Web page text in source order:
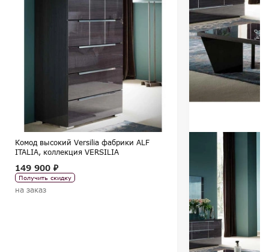
Комод высокий Versilia фабрики ALF
ITALIA, коллекция VERSILIA
149 900 ₽
Получить скидку
на заказ